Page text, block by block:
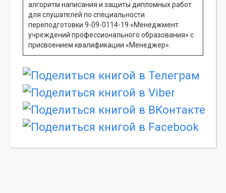
алгоритм написания и защиты дипломных работ
для слушателей по специальности
переподготовки 9-09-0114-19 «Менеджмент
учреждений профессионального образования» с
присвоением квалификации «Менеджер».